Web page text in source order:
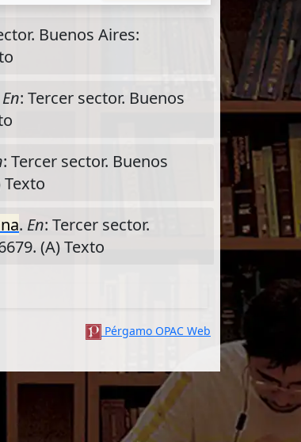
Buenos Aires:
En: Tercer sector. Buenos
: Tercer sector. Buenos
Texto
. En: Tercer sector.
(A) Texto
Pérgamo OPAC Web